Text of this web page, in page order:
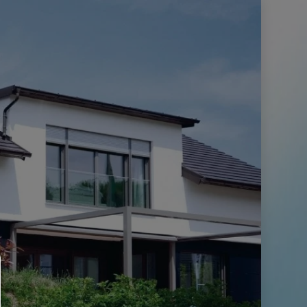
Consent Manager
HILFE